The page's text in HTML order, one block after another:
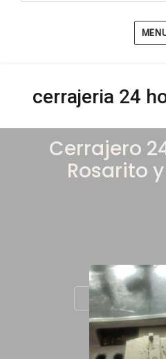
cerrajeria 24
Obtener un
Cerrajero
Rosarito